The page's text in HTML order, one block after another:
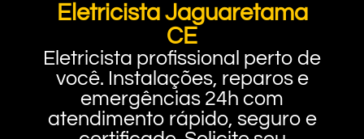
Eletricista Jaguaretama
CE
Eletricista profissional perto de
você. Instalações, reparos e
emergências 24h com
atendimento rápido, seguro e